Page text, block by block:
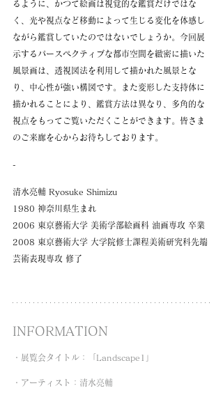
るように、かつて絵画は視覚的な鑑賞だけではな
く、光や視点など移動によって生じる変化を体感し
ながら鑑賞していたのではないでしょうか。今回展
示するパースペクティブな都市空間を緻密に描いた
風景画は、透視図法を利用して描かれた風景とな
り、中心性が強い構図です。また変形した支持体に
描かれることにより、鑑賞方法は異なり、多角的な
視点をもってご覧いただくことができます。皆さま
のご来廊を心からお待ちしております。
-
清水亮輔 Ryosuke Shimizu
1980 神奈川県生まれ
2006 東京藝術大学 美術学部絵画科 油画専攻 卒業
2008 東京藝術大学 大学院修士課程美術研究科先端
芸術表現専攻 修了
INFORMATION
・展覧会タイトル：「Landscape1」
・アーティスト：清水亮輔